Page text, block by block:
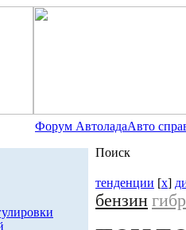
Форум АвтоладаАвто
Поиск
тенденции [x]
бензин